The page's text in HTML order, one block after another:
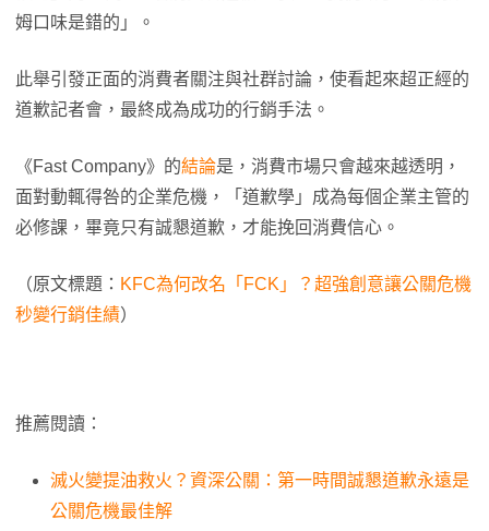
姆口味是錯的」。
此舉引發正面的消費者關注與社群討論，使看起來超正經的
道歉記者會，最終成為成功的行銷手法。
《Fast Company》的結論是，消費市場只會越來越透明，
面對動輒得咎的企業危機，「道歉學」成為每個企業主管的
必修課，畢竟只有誠懇道歉，才能挽回消費信心。
（原文標題： KFC為何改名「FCK」？超強創意讓公關危機
秒變行銷佳績）
推薦閱讀：
滅火變提油救火？資深公關：第一時間誠懇道歉永遠是
公關危機最佳解